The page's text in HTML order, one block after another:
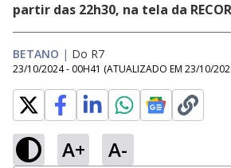
partir das 22h30, na tela da
BETANO | Do R7
23/10/2024 - 00H41 (ATUALIZADO EM 23/10/
A+ A-